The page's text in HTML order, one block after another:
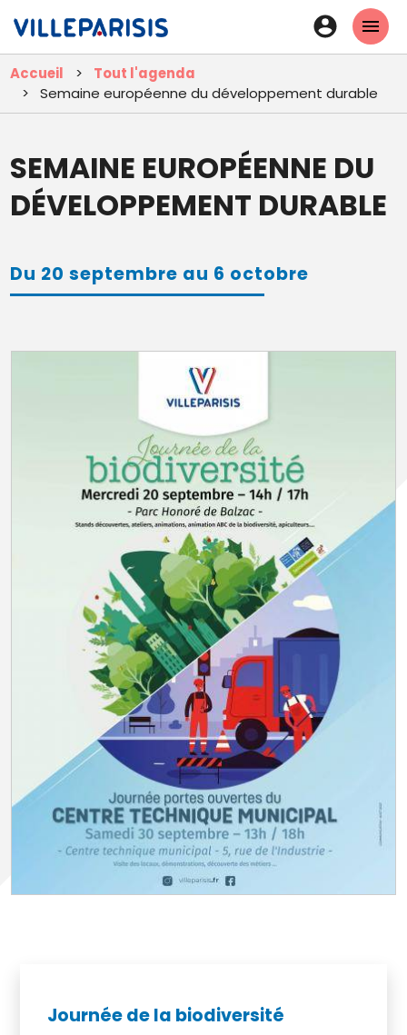
contenu
En-
tête
-
Accueil
Tout l'agenda
Semaine européenne du développement durable
SEMAINE EUROPÉENNE DU
DÉVELOPPEMENT DURABLE
Du 20 septembre au 6 octobre
Journée de la biodiversité